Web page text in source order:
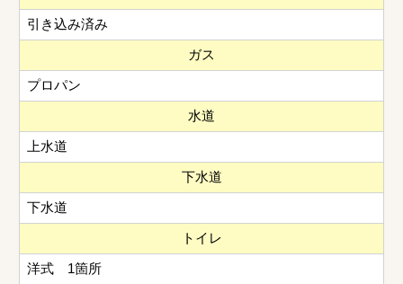
引き込み済み
ガス
プロパン
水道
上水道
下水道
下水道
トイレ
洋式 1箇所